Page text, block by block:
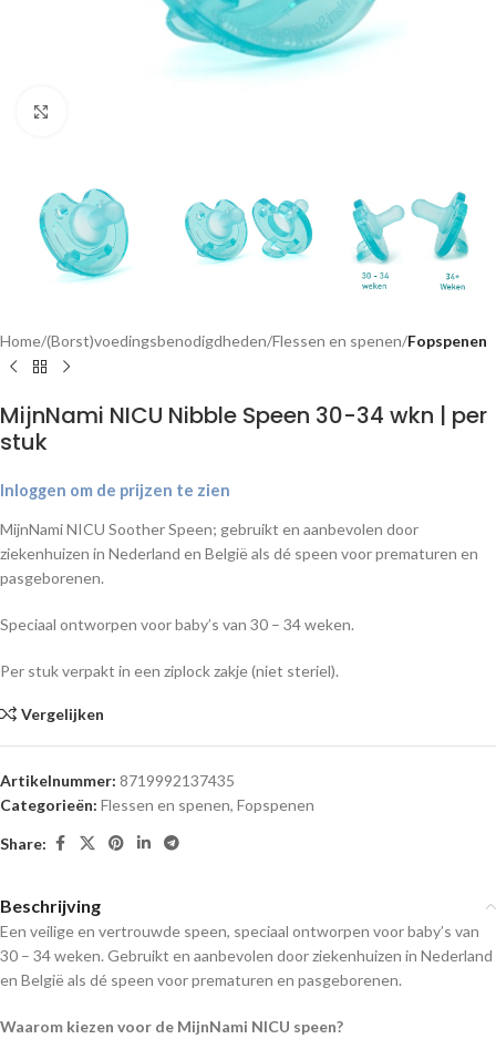
Home (Borst)voedingsbenodigdheden Flessen en spenen Fopspenen
MijnNami NICU Nibble Speen 30-34 wkn | per
stuk
Inloggen om de prijzen te zien
MijnNami NICU Soother Speen; gebruikt en aanbevolen door
ziekenhuizen in Nederland en België als dé speen voor prematuren en
pasgeborenen.
Speciaal ontworpen voor baby’s van 30 – 34 weken.
Per stuk verpakt in een ziplock zakje (niet steriel).
Vergelijken
Artikelnummer: 8719992137435
Categorieën: Flessen en spenen, Fopspenen
Share:
Beschrijving
Een veilige en vertrouwde speen, speciaal ontworpen voor baby’s van
30 – 34 weken. Gebruikt en aanbevolen door ziekenhuizen in Nederland
en België als dé speen voor prematuren en pasgeborenen.
Waarom kiezen voor de MijnNami NICU speen?